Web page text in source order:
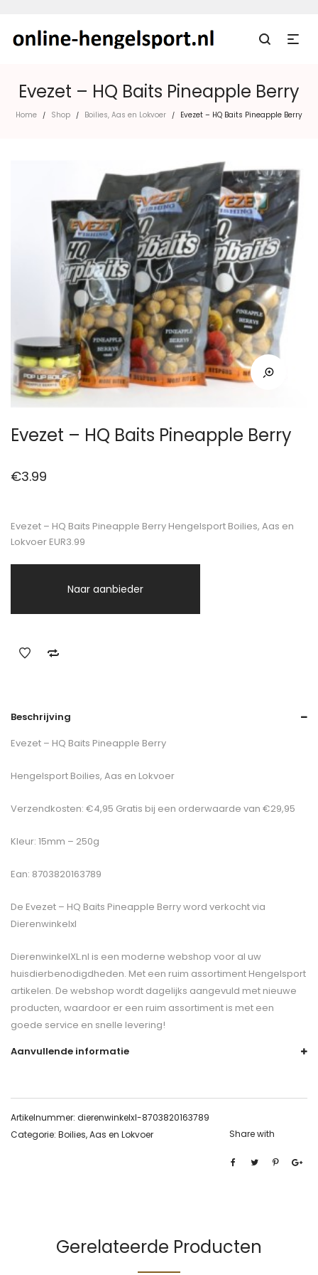
Evezet – HQ Baits Pineapple Berry
Home / Shop / Boilies, Aas en Lokvoer / Evezet – HQ Baits Pineapple Berry
Evezet – HQ Baits Pineapple Berry
€3.99
Evezet – HQ Baits Pineapple Berry Hengelsport Boilies, Aas en
Lokvoer EUR3.99
Naar aanbieder
Beschrijving
Evezet – HQ Baits Pineapple Berry
Hengelsport Boilies, Aas en Lokvoer
Verzendkosten: €4,95 Gratis bij een orderwaarde van €29,95
Kleur: 15mm – 250g
Ean: 8703820163789
De Evezet – HQ Baits Pineapple Berryword verkocht via
Dierenwinkelxl
DierenwinkelXL.nl is een moderne webshop voor al uw
huisdierbenodigdheden. Met een ruim assortiment Hengelsport
artikelen. De webshop wordt dagelijks aangevuld met nieuwe
producten, waardoor er een ruim assortiment is met een
goede service en snelle levering!
Aanvullende informatie
Artikelnummer: dierenwinkelxl-8703820163789
Categorie: Boilies, Aas en Lokvoer Share with
Gerelateerde Producten